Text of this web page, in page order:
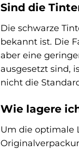
Sind die
Die schwarze
bekannt ist. Die
aber eine
ausgesetzt sind,
nicht die
Wie lagere
Um die optimale